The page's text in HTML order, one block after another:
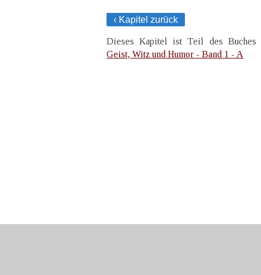
‹ Kapitel zurück
Dieses Kapitel ist Teil des Buches
Geist, Witz und Humor - Band 1 - A